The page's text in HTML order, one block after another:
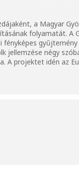
a Magyar
folyamatát. A
jellemzése négy
A projektet idén az